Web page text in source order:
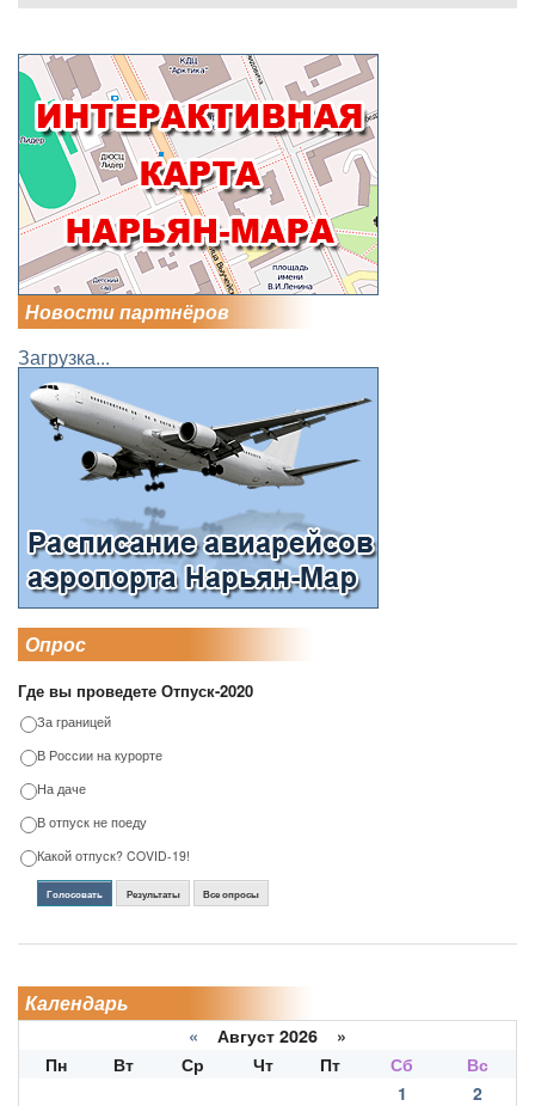
Новости партнёров
Загрузка...
Опрос
Где вы проведете Отпуск-2020
За границей
В России на курорте
На даче
В отпуск не поеду
Какой отпуск? COVID-19!
Голосовать Результаты Все опросы
Календарь
« Август 2026 »
Пн
Вт Ср Чт Пт Сб
Вс
1
2